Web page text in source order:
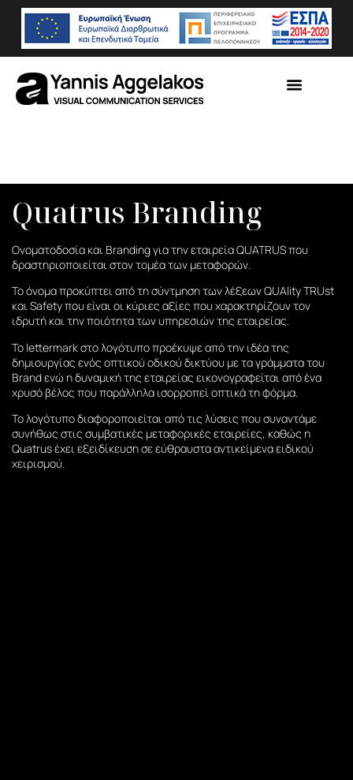
Quatrus Branding
Ονοματοδοσία και Branding για την εταιρεία QUATRUS που
δραστηριοποιείται στον τομέα των μεταφορών.
Το όνομα προκύπτει από τη σύντμηση των λέξεων QUAlity TRUst
και Safety που είναι οι κύριες αξίες που χαρακτηρίζουν τον
ιδρυτή και την ποιότητα των υπηρεσιών της εταιρείας.
Το lettermark στο λογότυπο προέκυψε από την ιδέα της
δημιουργίας ενός οπτικού οδικού δικτύου με τα γράμματα του
Brand ενώ η δυναμική της εταιρείας εικονογραφείται από ένα
χρυσό βέλος που παράλληλα ισορροπεί οπτικά τη φόρμα.
Το λογότυπο διαφοροποιείται από τις λύσεις που συναντάμε
συνήθως στις συμβατικές μεταφορικές εταιρείες, καθώς η
Quatrus έχει εξειδίκευση σε εύθραυστα αντικείμενα ειδικού
χειρισμού.